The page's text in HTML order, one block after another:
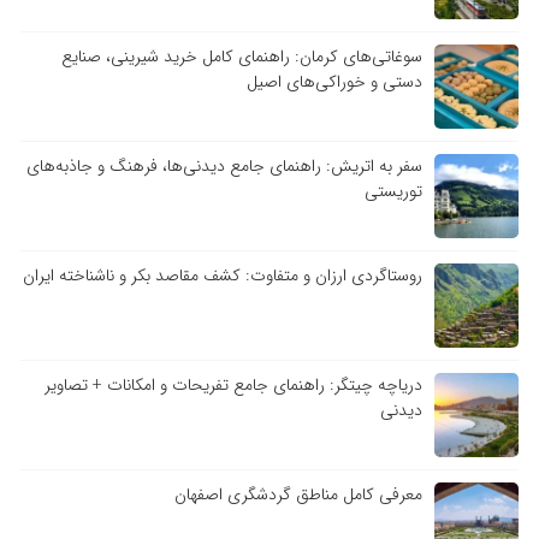
سوغاتی‌های کرمان: راهنمای کامل خرید شیرینی، صنایع
دستی و خوراکی‌های اصیل
سفر به اتریش: راهنمای جامع دیدنی‌ها، فرهنگ و جاذبه‌های
توریستی
روستاگردی ارزان و متفاوت: کشف مقاصد بکر و ناشناخته ایران
دریاچه چیتگر: راهنمای جامع تفریحات و امکانات + تصاویر
دیدنی
معرفی کامل مناطق گردشگری اصفهان